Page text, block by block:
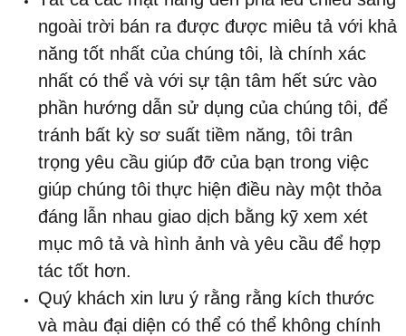
ngoài trời bán ra được được miêu tả với khả
năng tốt nhất của chúng tôi, là chính xác
nhất có thể và với sự tận tâm hết sức vào
phần hướng dẫn sử dụng của chúng tôi, để
tránh bất kỳ sơ suất tiềm năng, tôi trân
trọng yêu cầu giúp đỡ của bạn trong việc
giúp chúng tôi thực hiện điều này một thỏa
đáng lẫn nhau giao dịch bằng kỹ xem xét
mục mô tả và hình ảnh và yêu cầu để hợp
tác tốt hơn.
Quý khách xin lưu ý rằng rằng kích thước
và màu đại diện có thể có thể không chính